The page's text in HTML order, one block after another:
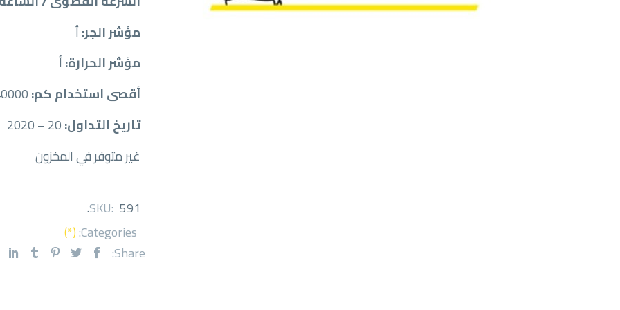
مؤشر الجر:أ
مؤشر الحرارة:أ
أقصى استخدام كم:
تاريخ التداول:20 – 2020
غير متوفر في المخزون
SKU: 591
.
Categories:
(*)
Share: